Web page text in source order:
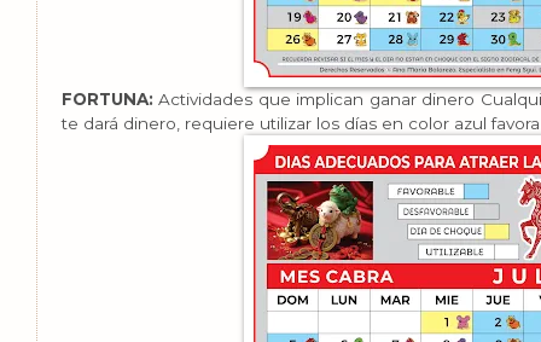
FORTUNA: Actividades que implican ganar dinero
te dará dinero, requiere utilizar los días en color azul